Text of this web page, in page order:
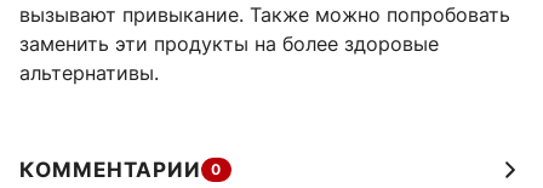
вызывают привыкание. Также можно попробовать
заменить эти продукты на более здоровые
альтернативы.
КОММЕНТАРИИ 0